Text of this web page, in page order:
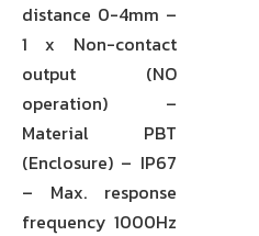
distance 0-4mm –
1 x Non-contact
output (NO
operation) –
Material PBT
(Enclosure) – IP67
– Max. response
frequency 1000Hz